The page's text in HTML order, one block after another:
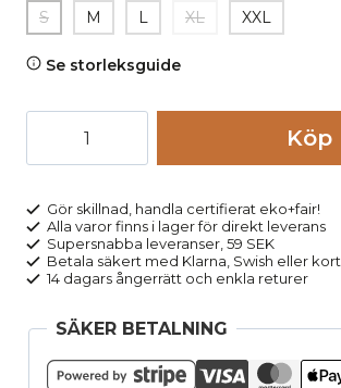
S M L XL XXL
Se storleksguide
2-
pack
vit
mängd
Köp
Gör skillnad, handla certifierat eko+fair!
Alla varor finns i lager för direkt leverans
Supersnabba leveranser, 59 SEK
Betala säkert med Klarna, Swish eller kort
14 dagars ångerrätt och enkla returer
SÄKER BETALNING